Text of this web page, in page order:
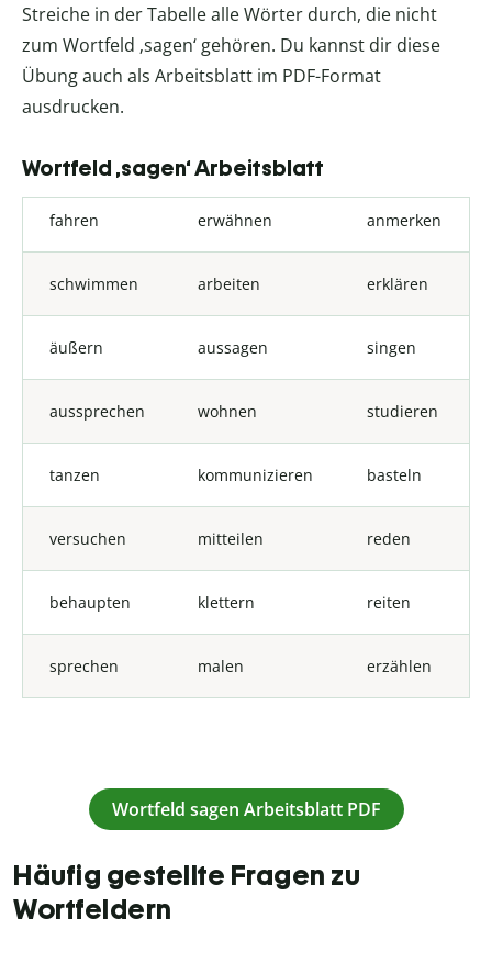
Streiche in der Tabelle alle Wörter durch, die nicht
zum Wortfeld ‚sagen‘ gehören. Du kannst dir diese
Übung auch als Arbeitsblatt im PDF-Format
ausdrucken.
Wortfeld ‚sagen‘ Arbeitsblatt
fahren erwähnen anmerken
schwimmen arbeiten erklären
äußern aussagen singen
aussprechen wohnen studieren
tanzen kommunizieren basteln
versuchen mitteilen reden
behaupten klettern reiten
sprechen malen erzählen
Wortfeld sagen Arbeitsblatt PDF
Häufig gestellte Fragen zu
Wortfeldern